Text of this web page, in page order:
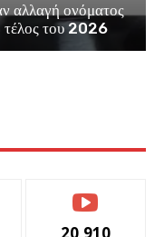
αλλαγή ονόματος
τέλος του 2026